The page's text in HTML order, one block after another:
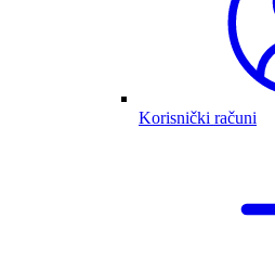
Korisnički računi